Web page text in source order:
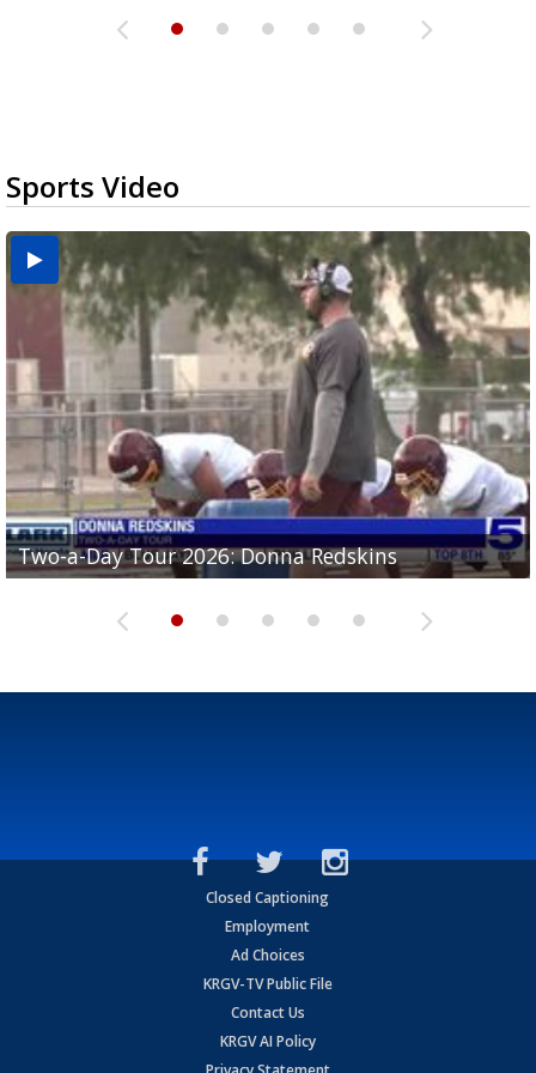
Sports Video
Two-a-Day Tour 2026: Donna Redskins
Two-a-Day Tour 2026: Brownsville Pace Vikings
Two-a-Day Tour 2026: La Joya Coyotes
Two-a-Day Tour 2026: Rio Hondo Bobcats
Two-a-Day Tour 2026: Brownsville St. Joseph
Bloodhounds
Closed Captioning
Employment
Ad Choices
KRGV-TV Public File
Contact Us
KRGV AI Policy